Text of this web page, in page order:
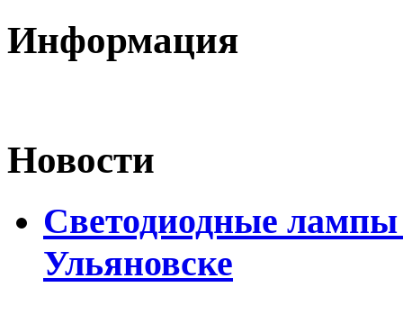
Информация
Новости
Светодиодные
Ульяновске